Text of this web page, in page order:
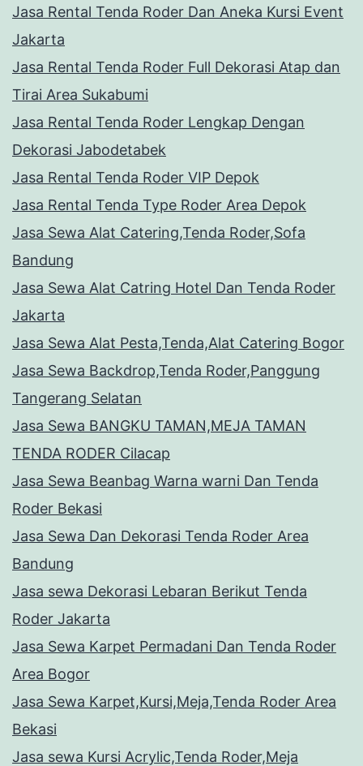
Jasa Rental Tenda Roder Dan Aneka Kursi Event
Jakarta
Jasa Rental Tenda Roder Full Dekorasi Atap dan
Tirai Area Sukabumi
Jasa Rental Tenda Roder Lengkap Dengan
Dekorasi Jabodetabek
Jasa Rental Tenda Roder VIP Depok
Jasa Rental Tenda Type Roder Area Depok
Jasa Sewa Alat Catering,Tenda Roder,Sofa
Bandung
Jasa Sewa Alat Catring Hotel Dan Tenda Roder
Jakarta
Jasa Sewa Alat Pesta,Tenda,Alat Catering Bogor
Jasa Sewa Backdrop,Tenda Roder,Panggung
Tangerang Selatan
Jasa Sewa BANGKU TAMAN,MEJA TAMAN
TENDA RODER Cilacap
Jasa Sewa Beanbag Warna warni Dan Tenda
Roder Bekasi
Jasa Sewa Dan Dekorasi Tenda Roder Area
Bandung
Jasa sewa Dekorasi Lebaran Berikut Tenda
Roder Jakarta
Jasa Sewa Karpet Permadani Dan Tenda Roder
Area Bogor
Jasa Sewa Karpet,Kursi,Meja,Tenda Roder Area
Bekasi
Jasa sewa Kursi Acrylic,Tenda Roder,Meja